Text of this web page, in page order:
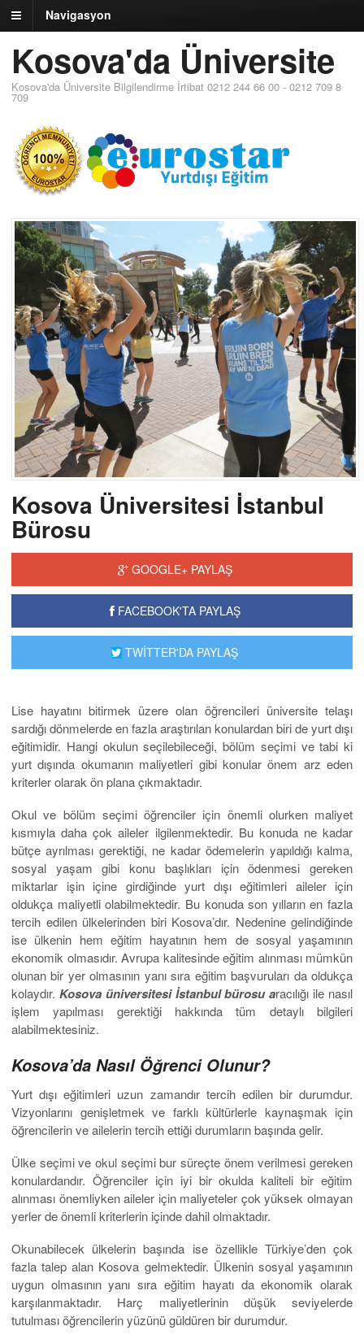
Navigasyon
Kosova'da Üniversite
Kosova'da Üniversite Bilgilendirme İrtibat 0212 244 66 00 - 0212 709 8
709
Kosova Üniversitesi İstanbul
Bürosu
GOOGLE+ PAYLAŞ
FACEBOOK'TA PAYLAŞ
TWİTTER'DA PAYLAŞ
Lise hayatını bitirmek üzere olan öğrencileri üniversite telaşı
sardığı dönmelerde en fazla araştırılan konulardan biri de yurt dışı
eğitimidir. Hangi okulun seçilebileceği, bölüm seçimi ve tabi ki
yurt dışında okumanın maliyetleri gibi konular önem arz eden
kriterler olarak ön plana çıkmaktadır.
Okul ve bölüm seçimi öğrenciler için önemli olurken maliyet
kısmıyla daha çok aileler ilgilenmektedir. Bu konuda ne kadar
bütçe ayrılması gerektiği, ne kadar ödemelerin yapıldığı kalma,
sosyal yaşam gibi konu başlıkları için ödenmesi gereken
miktarlar işin içine girdiğinde yurt dışı eğitimleri aileler için
oldukça maliyetli olabilmektedir. Bu konuda son yılların en fazla
tercih edilen ülkelerinden biri Kosova’dır. Nedenine gelindiğinde
ise ülkenin hem eğitim hayatının hem de sosyal yaşamının
ekonomik olmasıdır. Avrupa kalitesinde eğitim alınması mümkün
olunan bir yer olmasının yanı sıra eğitim başvuruları da oldukça
kolaydır. Kosova üniversitesi İstanbul bürosu aracılığı ile nasıl
işlem yapılması gerektiği hakkında tüm detaylı bilgileri
alabilmektesiniz.
Kosova’da Nasıl Öğrenci Olunur?
Yurt dışı eğitimleri uzun zamandır tercih edilen bir durumdur.
Vizyonlarını genişletmek ve farklı kültürlerle kaynaşmak için
öğrencilerin ve ailelerin tercih ettiği durumların başında gelir.
Ülke seçimi ve okul seçimi bur süreçte önem verilmesi gereken
konulardandır. Öğrenciler için iyi bir okulda kaliteli bir eğitim
alınması önemliyken aileler için maliyeteler çok yüksek olmayan
yerler de önemli kriterlerin içinde dahil olmaktadır.
Okunabilecek ülkelerin başında ise özellikle Türkiye’den çok
fazla talep alan Kosova gelmektedir. Ülkenin sosyal yaşamının
uygun olmasının yanı sıra eğitim hayatı da ekonomik olarak
karşılanmaktadır. Harç maliyetlerinin düşük seviyelerde
tutulması öğrencilerin yüzünü güldüren bir durumdur.